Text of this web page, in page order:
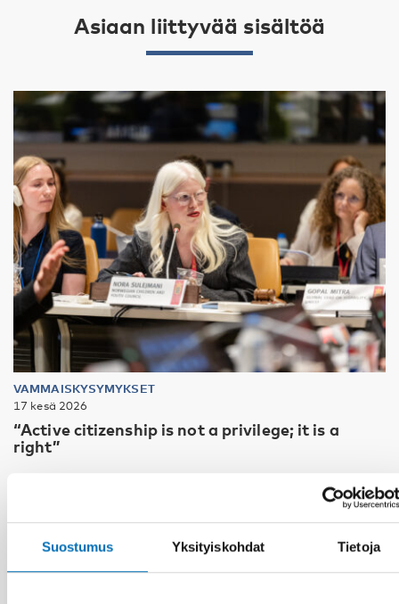
Suostumus Yksityiskohdat Tietoja
Asiaan liittyvää sisältöä
VAMMAISKYSYMYKSET
17 kesä 2026
“Active citizenship is not a privilege; it is a
right”